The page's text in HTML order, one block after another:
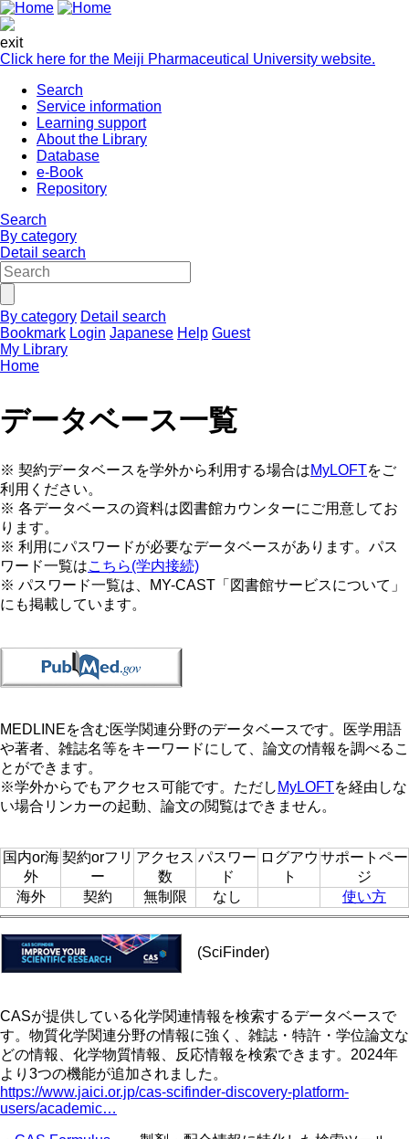
exit
Click here for the Meiji Pharmaceutical University website.
Search
Service information
Learning support
About the Library
Database
e-Book
Repository
Search
By category
Detail search
By category Detail search
Bookmark Login Japanese Help Guest
My Library
Home
データベース一覧
※ 契約データベースを学外から利用する場合はMyLOFTをご
利用ください。
※ 各データベースの資料は図書館カウンターにご用意してお
ります。
※ 利用にパスワードが必要なデータベースがあります。パス
ワード一覧はこちら(学内接続)
※ パスワード一覧は、MY-CAST「図書館サービスについて」
にも掲載しています。
MEDLINEを含む医学関連分野のデータベースです。医学用語
や著者、雑誌名等をキーワードにして、論文の情報を調べるこ
とができます。
※学外からでもアクセス可能です。ただし MyLOFTを経由しな
い場合リンカーの起動、論文の閲覧はできません。
国内or海
外
契約orフリ
ー
アクセス
数
パスワー
ド
ログアウ
ト
サポートペー
ジ
海外
契約 無制限 なし 使い方
(SciFinder)
CASが提供している化学関連情報を検索するデータベースで
す。物質化学関連分野の情報に強く、雑誌・特許・学位論文な
どの情報、化学物質情報、反応情報を検索できます。2024年
より3つの機能が追加されました。
https://www.jaici.or.jp/cas-scifinder-discovery-platform-
users/academic…